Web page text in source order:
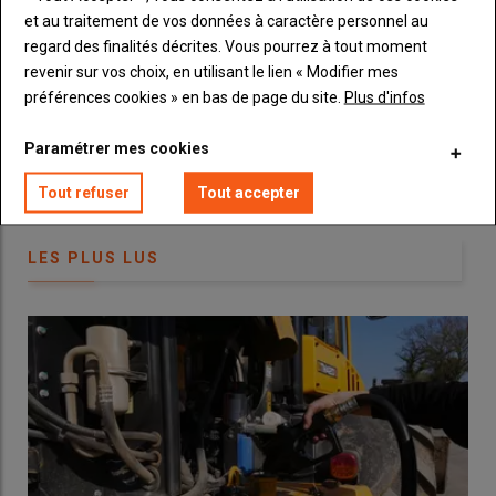
facturée 200 euros par heure, main-d’œuvre et tracteur
compris. © Adrien Banchereau
40 heures gagnées sur 600 hectares
fauchés
Composée d’une unité frontale EasyCut F 320 CV Glide
d’un groupe arrière
Easycut B 880 CV Collect, la combinaison
Krone
a été achetée en 2025 pour un montant de
92 000 euros HT en conditions financières de démonstration.
Vous recevrez chaque semaine toutes les actualités 100%
Machinisme.
LES PLUS LUS
et au traitement de vos données à caractère personnel au
regard des finalités décrites. Vous pourrez à tout moment
revenir sur vos choix, en utilisant le lien « Modifier mes
préférences cookies » en bas de page du site. Plus d'infos
Paramétrer mes cookies
Tout refuser Tout accepter